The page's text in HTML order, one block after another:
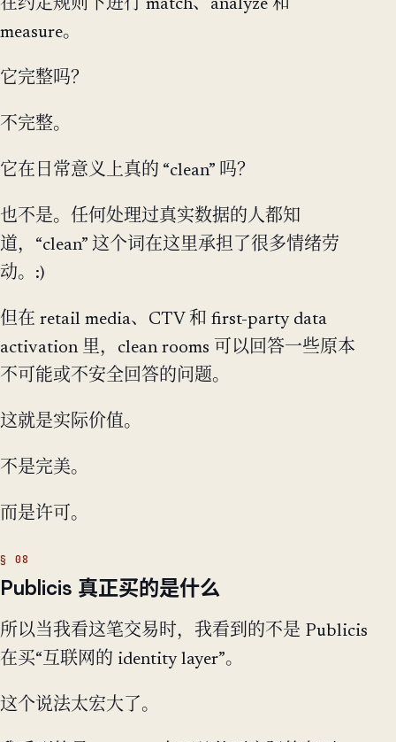
在约定规则下进行 match、analyze 和
measure。
它完整吗？
不完整。
它在日常意义上真的 “clean” 吗？
也不是。任何处理过真实数据的人都知
道，“clean” 这个词在这里承担了很多情绪劳
动。:)
但在 retail media、CTV 和 first-party data
activation 里，clean rooms 可以回答一些原本
不可能或不安全回答的问题。
这就是实际价值。
不是完美。
而是许可。
Publicis 真正买的是什么
所以当我看这笔交易时，我看到的不是 Publicis
在买“互联网的 identity layer”。
这个说法太宏大了。